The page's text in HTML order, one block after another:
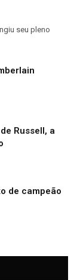
seu pleno
Russell, a
de campeão